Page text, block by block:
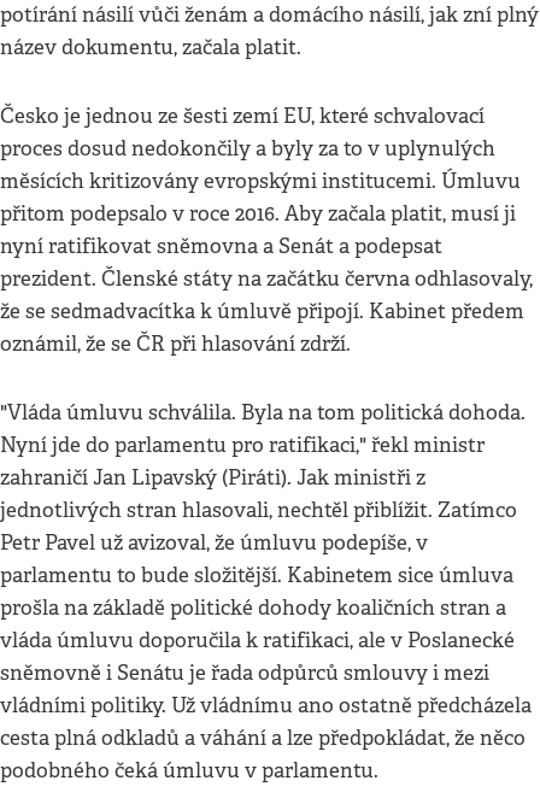
potírání násilí vůči ženám a domácího násilí, jak zní plný
název dokumentu, začala platit.
Česko je jednou ze šesti zemí EU, které schvalovací
proces dosud nedokončily a byly za to v uplynulých
měsících kritizovány evropskými institucemi. Úmluvu
přitom podepsalo v roce 2016. Aby začala platit, musí ji
nyní ratifikovat sněmovna a Senát a podepsat
prezident. Členské státy na začátku června odhlasovaly,
že se sedmadvacítka k úmluvě připojí. Kabinet předem
oznámil, že se ČR při hlasování zdrží.
"Vláda úmluvu schválila. Byla na tom politická dohoda.
Nyní jde do parlamentu pro ratifikaci," řekl ministr
zahraničí Jan Lipavský (Piráti). Jak ministři z
jednotlivých stran hlasovali, nechtěl přiblížit. Zatímco
Petr Pavel už avizoval, že úmluvu podepíše, v
parlamentu to bude složitější. Kabinetem sice úmluva
prošla na základě politické dohody koaličních stran a
vláda úmluvu doporučila k ratifikaci, ale v Poslanecké
sněmovně i Senátu je řada odpůrců smlouvy i mezi
vládními politiky. Už vládnímu ano ostatně předcházela
cesta plná odkladů a váhání a lze předpokládat, že něco
podobného čeká úmluvu v parlamentu.